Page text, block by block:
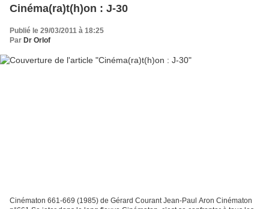
Cinéma(ra)t(h)on : J-30
Publié le 29/03/2011 à 18:25
Par Dr Orlof
Cinématon 661-669 (1985) de Gérard Courant Jean-Paul Aron Cinématon